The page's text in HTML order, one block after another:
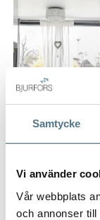
Samtycke
Vi använder
Vår webbplats
och annonser
köket ligger det
inglasade
till kväll i en
Köket är stilrent
arbetsytor och
middagar i
Badrummet är
tvättmaskin och
vardagens behov.